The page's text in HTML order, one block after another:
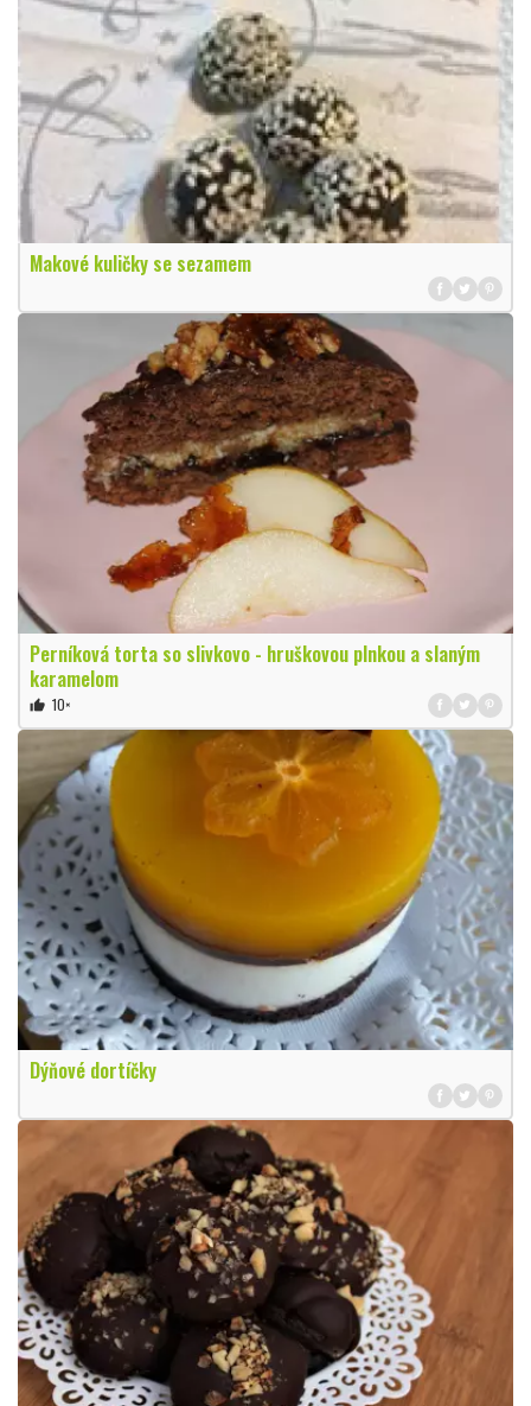
Makové kuličky se sezamem
Perníková torta so slivkovo - hruškovou plnkou a slaným
karamelom
thumb_up 10×
Dýňové dortíčky